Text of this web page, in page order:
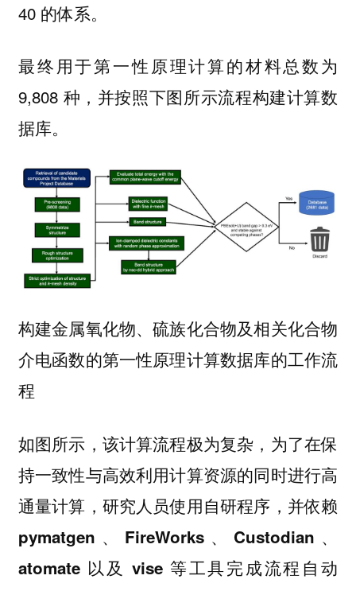
40 的体系。
最终用于第一性原理计算的材料总数为
9,808 种，并按照下图所示流程构建计算数
据库。
构建金属氧化物、硫族化合物及相关化合物
介电函数的第一性原理计算数据库的工作流
程
如图所示，该计算流程极为复杂，为了在保
持一致性与高效利用计算资源的同时进行高
通量计算， 研究人员使用自研程序，并依赖
pymatgen、FireWorks、Custodian、
atomate 以及 vise 等工具完成流程自动